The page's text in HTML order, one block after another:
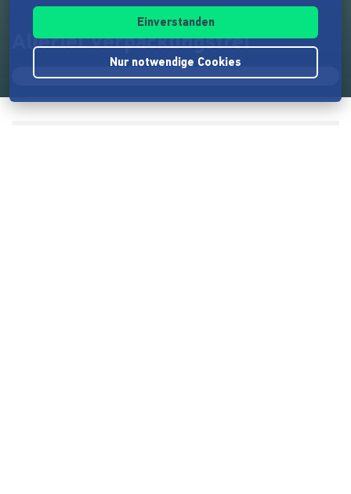
Allerlei Verpackungsfrei
Einverstanden
Nur notwendige Cookies